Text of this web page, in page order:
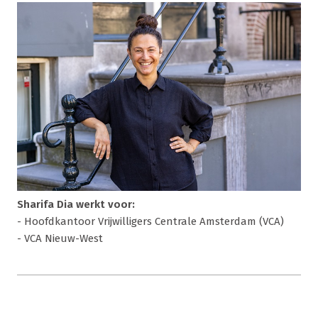
Sharifa Dia werkt voor:
- Hoofdkantoor Vrijwilligers Centrale Amsterdam (VCA)
- VCA Nieuw-West